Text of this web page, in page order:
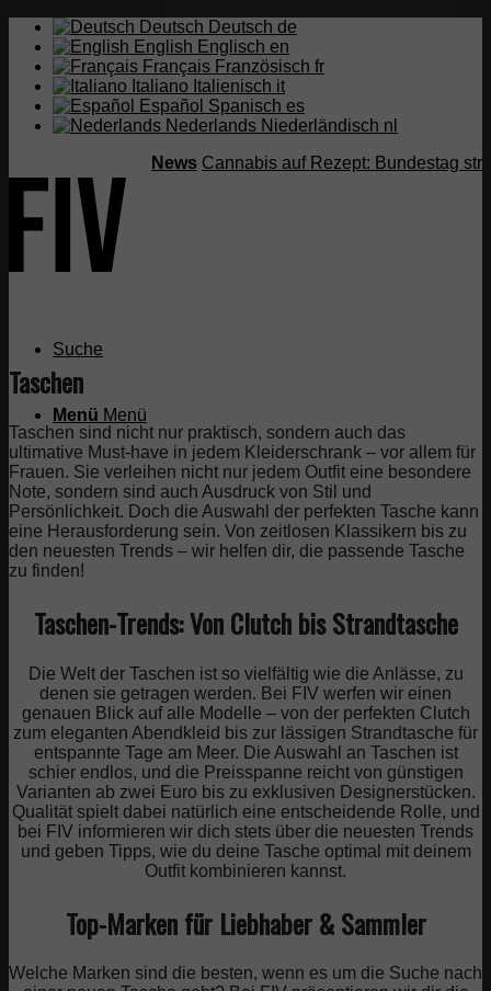
Deutsch Deutsch de
English Englisch en
Français Französisch fr
Italiano Italienisch it
Español Spanisch es
Nederlands Niederländisch nl
News Cannabis auf Rezept: Bundestag
Suche
Menü Menü
Taschen
Taschen sind nicht nur praktisch, sondern auch das
ultimative Must-have in jedem Kleiderschrank – vor allem für
Frauen. Sie verleihen nicht nur jedem Outfit eine besondere
Note, sondern sind auch Ausdruck von Stil und
Persönlichkeit. Doch die Auswahl der perfekten Tasche kann
eine Herausforderung sein. Von zeitlosen Klassikern bis zu
den neuesten Trends – wir helfen dir, die passende Tasche
zu finden!
Taschen-Trends: Von Clutch bis Strandtasche
Die Welt der Taschen ist so vielfältig wie die Anlässe, zu
denen sie getragen werden. Bei FIV werfen wir einen
genauen Blick auf alle Modelle – von der perfekten Clutch
zum eleganten Abendkleid bis zur lässigen Strandtasche für
entspannte Tage am Meer. Die Auswahl an Taschen ist
schier endlos, und die Preisspanne reicht von günstigen
Varianten ab zwei Euro bis zu exklusiven Designerstücken.
Qualität spielt dabei natürlich eine entscheidende Rolle, und
bei FIV informieren wir dich stets über die neuesten Trends
und geben Tipps, wie du deine Tasche optimal mit deinem
Outfit kombinieren kannst.
Top-Marken für Liebhaber & Sammler
Welche Marken sind die besten, wenn es um die Suche nach